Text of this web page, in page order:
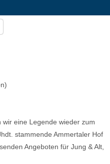
eine Legende wieder zum
stammende Ammertaler Hof
Angeboten für Jung & Alt,